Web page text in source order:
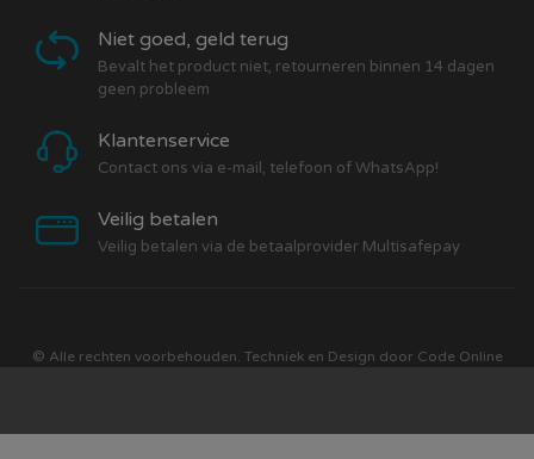
Niet goed, geld terug
Bevalt het product niet, retourneren binnen 14 dagen
geen probleem
Klantenservice
Contact ons via e-mail, telefoon of WhatsApp!
Veilig betalen
Veilig betalen via de betaalprovider Multisafepay
© Alle rechten voorbehouden. Techniek en Design door Code Online